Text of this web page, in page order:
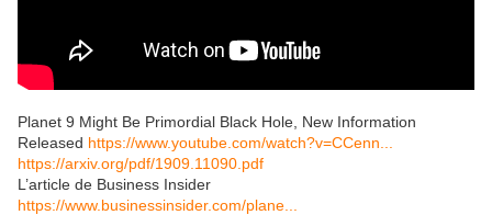
Planet 9 Might Be Primordial Black Hole, New Information
Released https://www.youtube.com/watch?v=CCenn...
https://arxiv.org/pdf/1909.11090.pdf
L’article de Business Insider
https://www.businessinsider.com/plane...